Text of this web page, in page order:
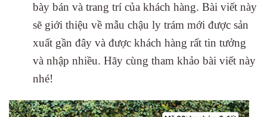
bày bán và trang trí của khách hàng. Bài viết này
sẽ giới thiệu về mẫu chậu ly trám mới được sản
xuất gần đây và được khách hàng rất tin tưởng
và nhập nhiều. Hãy cùng tham khảo bài viết này
nhé!